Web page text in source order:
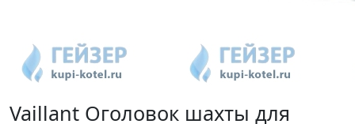
Vaillant Оголовок шахты для